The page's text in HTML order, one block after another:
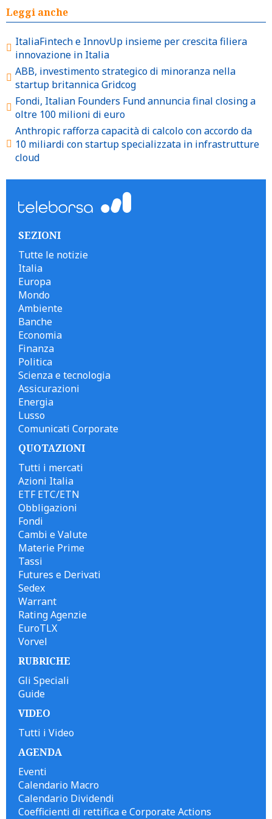
Leggi anche
ItaliaFintech e InnovUp insieme per crescita filiera
innovazione in Italia
ABB, investimento strategico di minoranza nella
startup britannica Gridcog
Fondi, Italian Founders Fund annuncia final closing a
oltre 100 milioni di euro
Anthropic rafforza capacità di calcolo con accordo da
10 miliardi con startup specializzata in infrastrutture
cloud
SEZIONI
Tutte le notizie
Italia
Europa
Mondo
Ambiente
Banche
Economia
Finanza
Politica
Scienza e tecnologia
Assicurazioni
Energia
Lusso
Comunicati Corporate
QUOTAZIONI
Tutti i mercati
Azioni Italia
ETF ETC/ETN
Obbligazioni
Fondi
Cambi e Valute
Materie Prime
Tassi
Futures e Derivati
Sedex
Warrant
Rating Agenzie
EuroTLX
Vorvel
RUBRICHE
Gli Speciali
Guide
VIDEO
Tutti i Video
AGENDA
Eventi
Calendario Macro
Calendario Dividendi
Coefficienti di rettifica e Corporate Actions